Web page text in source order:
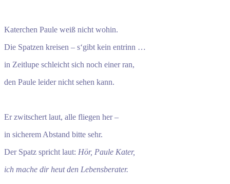
Katerchen Paule weiß nicht wohin.
Die Spatzen kreisen – s‘gibt kein entrinn …
in Zeitlupe schleicht sich noch einer ran,
den Paule leider nicht sehen kann.
Er zwitschert laut, alle fliegen her –
in sicherem Abstand bitte sehr.
Der Spatz spricht laut: Hör, Paule Kater,
ich mache dir heut den Lebensberater.